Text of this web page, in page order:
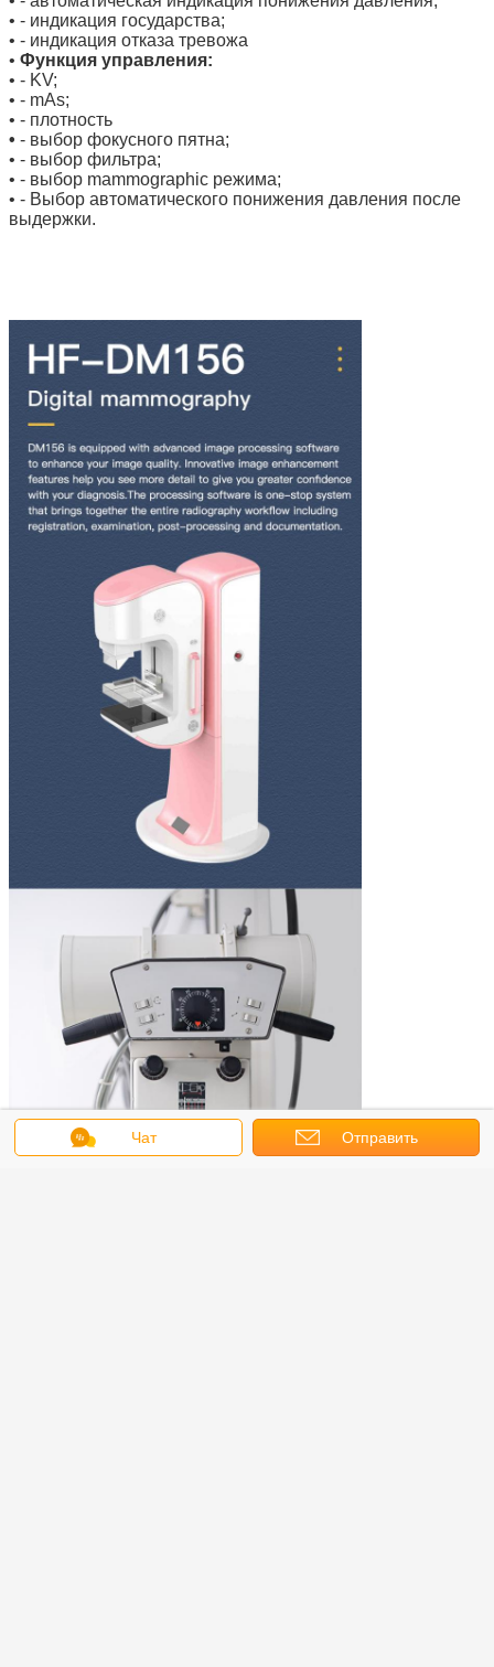
• - индикация государства;
• - индикация отказа тревожа
• Функция управления:
• - KV;
• - mAs;
• - плотность
• - выбор фокусного пятна;
• - выбор фильтра;
• - выбор mammographic режима;
• - Выбор автоматического понижения давления после
выдержки.
Чат Отправить